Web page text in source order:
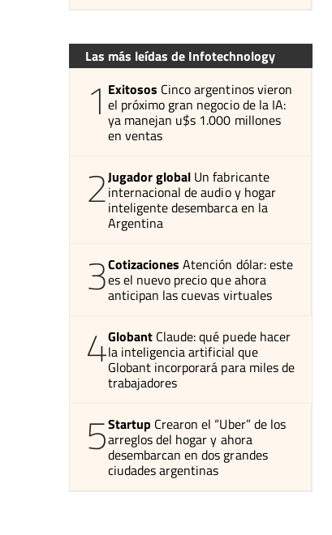
Las más leídas de Infotechnology
1 Exitosos Cinco argentinos vieron
el próximo gran negocio de la IA:
ya manejan u$s 1.000 millones
en ventas
2Jugador global Un fabricante
internacional de audio y hogar
inteligente desembarca en la
Argentina
3Cotizaciones Atención dólar: este
es el nuevo precio que ahora
anticipan las cuevas virtuales
4Globant Claude: qué puede hacer
la inteligencia artificial que
Globant incorporará para miles de
trabajadores
5Startup Crearon el “Uber” de los
arreglos del hogar y ahora
desembarcan en dos grandes
ciudades argentinas